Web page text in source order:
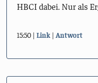
HBCI dabei. Nur als
15:50 Link Antwort